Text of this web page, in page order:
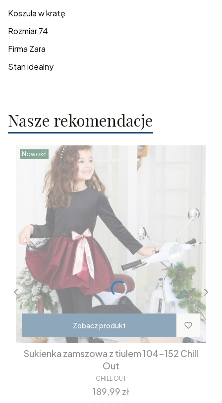
Koszula w kratę
Rozmiar 74
Firma Zara
Stan idealny
Nasze rekomendacje
Nowość
Zobacz produkt
Sukienka zamszowa z tiulem 104-152 Chill
Out
CHILL OUT
Cena
189,99 zł